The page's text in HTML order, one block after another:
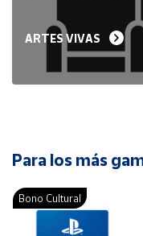
ARTES VIVAS
Para los más
Bono Cultural